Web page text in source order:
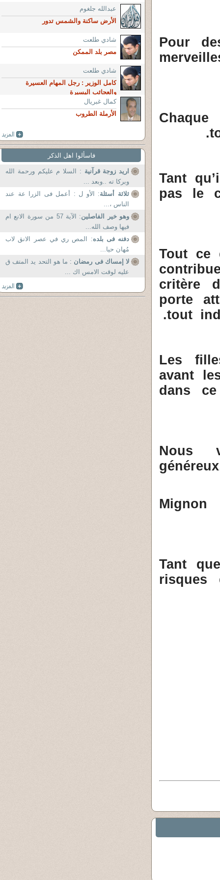
Pour
Tant
pas le
Tout ce
critère
porte
tout
Les
avant
dans ce
Nous
(
Tant
risques
عبدالله جلغوم
الأرض ساكنة والشمس تدور
شادي طلعت
مصر بلد الممكن
شادي طلعت
كامل الوزير : رجل المهام العسيرة
والعجائب اليسيرة
كمال غبريال
الأرملة الطروب
فاسألوا اهل الذكر
اريد زوجة قرآنية : السلا م عليكم ورحمة الله
وبركا ته ..وبعد ...
ثلاثة أسئلة: الأو ل : أعمل فى الزرا عة عند
الناس ،...
وهو خير الفاصلين
: الآية 57 من سورة الانع ام
فيها وصف الله...
دفنه فى بلده: المص ري في عصر الانق لاب
مُهان حيا...
لا إمساك فى رمضان : ما هو التحد يد المتف ق
عليه لوقت الامس اك ...